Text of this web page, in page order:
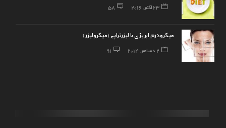
23 اکتبر, 2016 58
میکرودرم ابریژن با لیزرتراپی (میکرولیزر)
2 دسامبر, 2014 91